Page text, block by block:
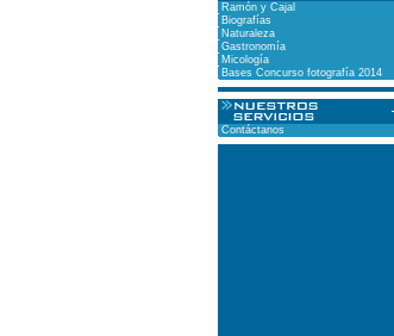
Ramón y Cajal
Biografías
Naturaleza
Gastronomía
Micología
Bases Concurso fotografía 2014
Contáctanos